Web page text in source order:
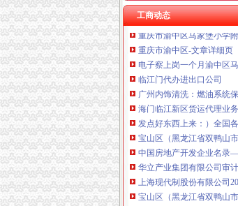
工商动态
重庆市渝中区人民
重庆市渝中区马家堡小学
重庆市渝中区-文章详细页
电子察上岗一个月渝中区
临江门代办进出口公司
广州内饰清洗：燃油系统
海门临江新区货运代理业
发点好东西上来：）全国
宝山区（黑龙江省双鸭山
中国房地产开发企业名录
华立产业集团有限公司审
上海现代制股份有限公司
宝山区（黑龙江省双鸭山
非洲崖豆木厂家_非洲崖豆